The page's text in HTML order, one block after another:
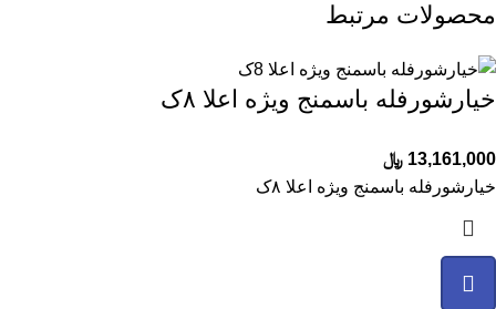
محصولات مرتبط
خیارشورفله باسمنج ویژه اعلا ۸ک
13,161,000 ﷼
خیارشورفله باسمنج ویژه اعلا ۸ک